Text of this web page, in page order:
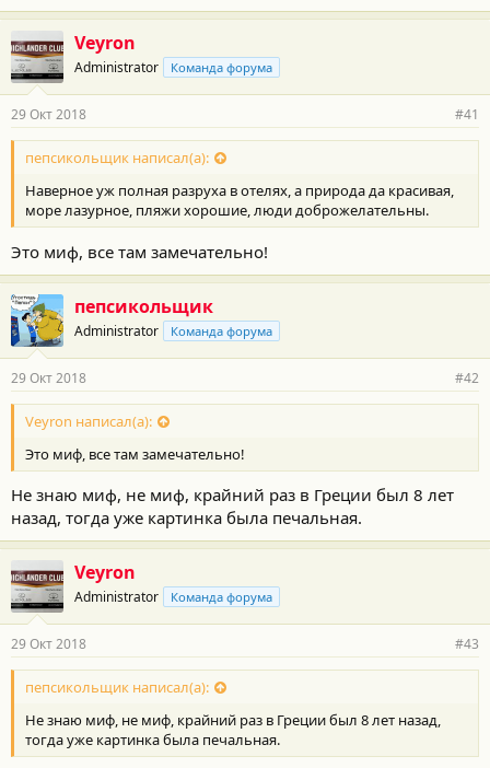
Veyron
Administrator Команда форума
29 Окт 2018 #41
пепсикольщик написал(а):
Наверное уж полная разруха в отелях, а природа да красивая,
море лазурное, пляжи хорошие, люди доброжелательны.
Это миф, все там замечательно!
пепсикольщик
Administrator Команда форума
29 Окт 2018 #42
Veyron написал(а):
Это миф, все там замечательно!
Не знаю миф, не миф, крайний раз в Греции был 8 лет
назад, тогда уже картинка была печальная.
Veyron
Administrator Команда форума
29 Окт 2018 #43
пепсикольщик написал(а):
Не знаю миф, не миф, крайний раз в Греции был 8 лет назад,
тогда уже картинка была печальная.